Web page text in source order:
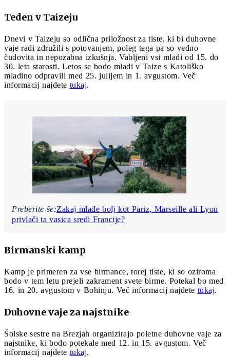
Teden v Taizeju
Dnevi v Taizeju so odlična priložnost za tiste, ki bi duhovne
vaje radi združili s potovanjem, poleg tega pa so vedno
čudovita in nepozabna izkušnja. Vabljeni vsi mladi od 15. do
30. leta starosti. Letos se bodo mladi v Taize s Katoliško
mladino odpravili med 25. julijem in 1. avgustom. Več
informacij najdete tukaj.
Preberite še:Zakaj mlade bolj kot Pariz, Marseille ali Lyon
privlači ta vasica sredi Francije?
Birmanski kamp
Kamp je primeren za vse birmance, torej tiste, ki so oziroma
bodo v tem letu prejeli zakrament svete birme. Potekal bo med
16. in 20. avgustom v Bohinju. Več informacij najdete tukaj.
Duhovne vaje za najstnike
Šolske sestre na Brezjah organizirajo poletne duhovne vaje za
najstnike, ki bodo potekale med 12. in 15. avgustom. Več
informacij najdete tukaj.